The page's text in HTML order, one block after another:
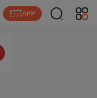
打开APP